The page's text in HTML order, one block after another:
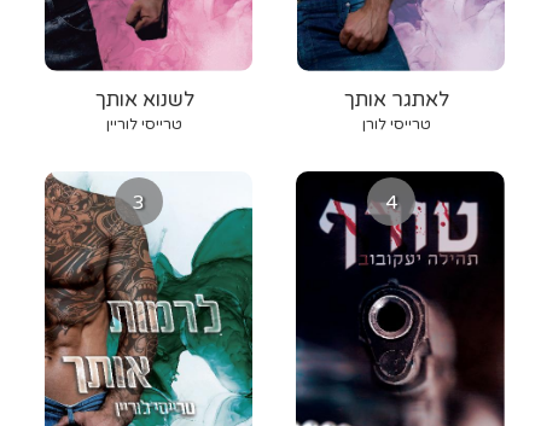
לשנוא אותך
טרייסי לוריין
לאתגר אותך
טרייסי לורן
3 4